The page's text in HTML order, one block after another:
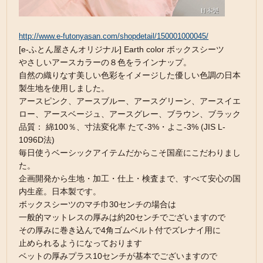
http://www.e-futonyasan.com/shopdetail/150001000045/
[e-ふとん屋さんオリジナル] Earth color ボックスシーツ
やさしいアースカラーの８色をラインナップ。
自然の織りなす美しい色彩をイメージした優しい色調の日本
製生地を使用しました。
アースピンク、アースブルー、アースグリーン、アースイエ
ロー、アースベージュ、アースグレー、ブラウン、ブラック
品質： 綿100％、寸法変化率 たて-3%・よこ-3% (JIS L-
1096D法)
毎日使うベーシックアイテムだからこそ国産にこだわりまし
た。
企画開発から生地・加工・仕上・検査まで、すべて安心の国
内生産。日本製です。
ボックスシーツのマチ巾30センチの場合は
一般的マットレスの厚みは約20センチでございますので
その厚みに巻き込んで4角ゴムベルト付でズレナイ用に
止められるようになっております
ベットの厚みプラス10センチが基本でございますので